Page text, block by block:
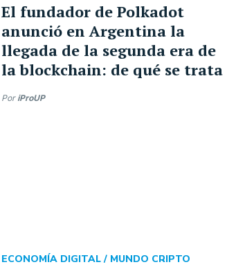
El fundador de Polkadot
anunció en Argentina la
llegada de la segunda era de
la blockchain: de qué se trata
Por iProUP
ECONOMÍA DIGITAL / MUNDO CRIPTO